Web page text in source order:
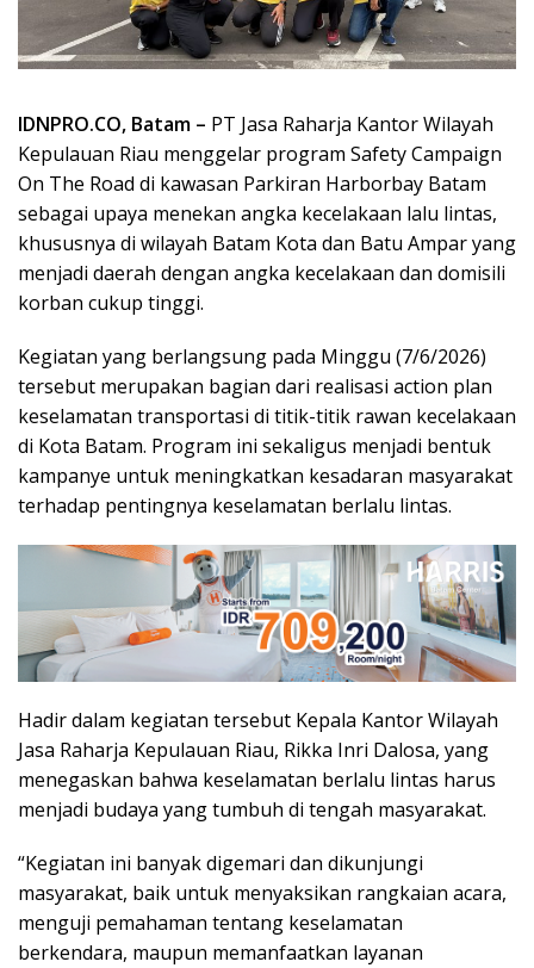
IDNPRO.CO, Batam – PT Jasa Raharja Kantor Wilayah
Kepulauan Riau menggelar program Safety Campaign
On The Road di kawasan Parkiran Harborbay Batam
sebagai upaya menekan angka kecelakaan lalu lintas,
khususnya di wilayah Batam Kota dan Batu Ampar yang
menjadi daerah dengan angka kecelakaan dan domisili
korban cukup tinggi.
Kegiatan yang berlangsung pada Minggu (7/6/2026)
tersebut merupakan bagian dari realisasi action plan
keselamatan transportasi di titik-titik rawan kecelakaan
di Kota Batam. Program ini sekaligus menjadi bentuk
kampanye untuk meningkatkan kesadaran masyarakat
terhadap pentingnya keselamatan berlalu lintas.
Hadir dalam kegiatan tersebut Kepala Kantor Wilayah
Jasa Raharja Kepulauan Riau, Rikka Inri Dalosa, yang
menegaskan bahwa keselamatan berlalu lintas harus
menjadi budaya yang tumbuh di tengah masyarakat.
“Kegiatan ini banyak digemari dan dikunjungi
masyarakat, baik untuk menyaksikan rangkaian acara,
menguji pemahaman tentang keselamatan
berkendara, maupun memanfaatkan layanan